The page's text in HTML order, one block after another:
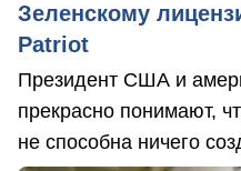
Зеленскому
Patriot
Президент США и
прекрасно понимают,
не способна ничего